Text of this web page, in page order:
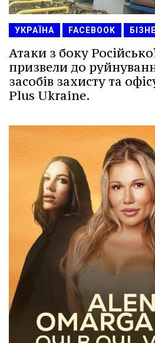
УКРАЇНА FACEBOOK
Атаки з боку
призвели до
засобів захисту та
Plus Ukraine.